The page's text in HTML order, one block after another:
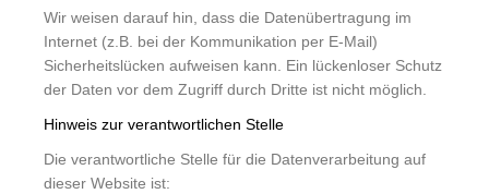
Wir weisen darauf hin, dass die Datenübertragung im
Internet (z.B. bei der Kommunikation per E-Mail)
Sicherheitslücken aufweisen kann. Ein lückenloser Schutz
der Daten vor dem Zugriff durch Dritte ist nicht möglich.
Hinweis zur verantwortlichen Stelle
Die verantwortliche Stelle für die Datenverarbeitung auf
dieser Website ist: